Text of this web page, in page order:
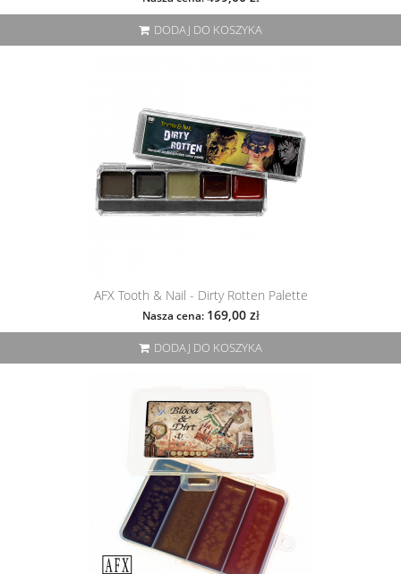
DODAJ DO KOSZYKA
AFX Tooth & Nail - Dirty Rotten Palette
Nasza cena: 169,00 zł
DODAJ DO KOSZYKA